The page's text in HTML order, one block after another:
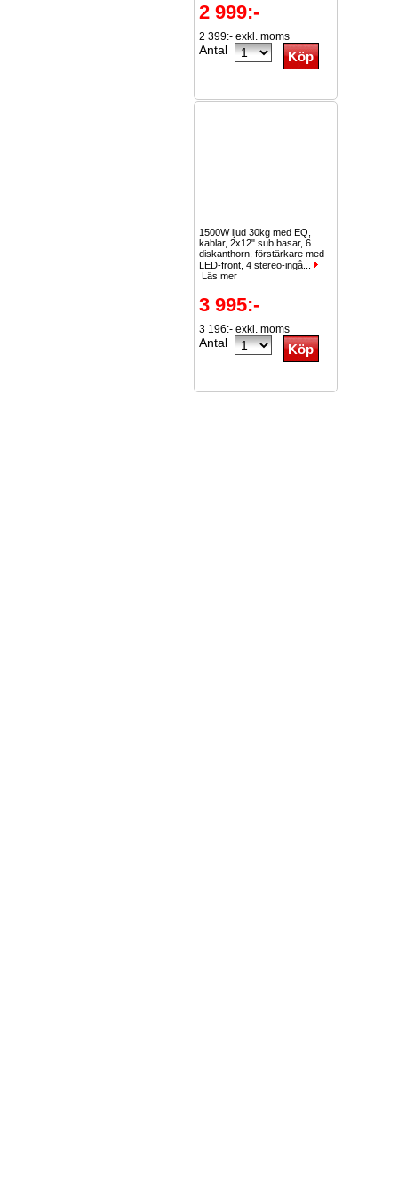
2 999:-
2 399:- exkl. moms
Antal
1500W ljud 30kg med EQ,
kablar, 2x12" sub basar, 6
diskanthorn, förstärkare med
LED-front, 4 stereo-ingå...
Läs mer
3 995:-
3 196:- exkl. moms
Antal